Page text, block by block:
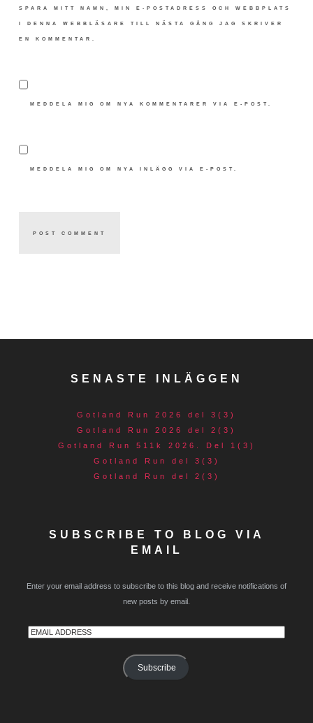
SPARA MITT NAMN, MIN E-POSTADRESS OCH WEBBPLATS
I DENNA WEBBLÄSARE TILL NÄSTA GÅNG JAG SKRIVER
EN KOMMENTAR.
MEDDELA MIG OM NYA KOMMENTARER VIA E-POST.
MEDDELA MIG OM NYA INLÄGG VIA E-POST.
SENASTE INLÄGGEN
Gotland Run 2026 del 3(3)
Gotland Run 2026 del 2(3)
Gotland Run 511k 2026. Del 1(3)
Gotland Run del 3(3)
Gotland Run del 2(3)
SUBSCRIBE TO BLOG VIA
EMAIL
Enter your email address to subscribe to this blog and receive notifications of
new posts by email.
Email
Subscribe